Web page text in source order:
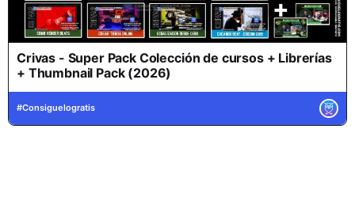
Crivas - Super Pack Colección de cursos + Librerías
+ Thumbnail Pack (2026)